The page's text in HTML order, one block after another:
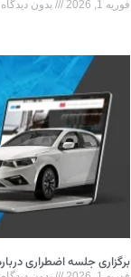
فوریه 1, 2026 بدون دیدگاه
برگزاری جلسه اضطراری